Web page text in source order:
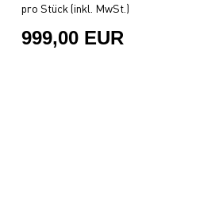
pro Stück (inkl. MwSt.)
999,00 EUR